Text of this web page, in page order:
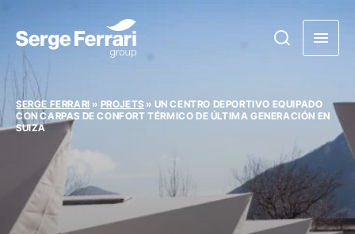
SERGE FERRARI » PROJETS » UN CENTRO DEPORTIVO EQUIPADO
CON CARPAS DE CONFORT TÉRMICO DE ÚLTIMA GENERACIÓN EN
SUIZA